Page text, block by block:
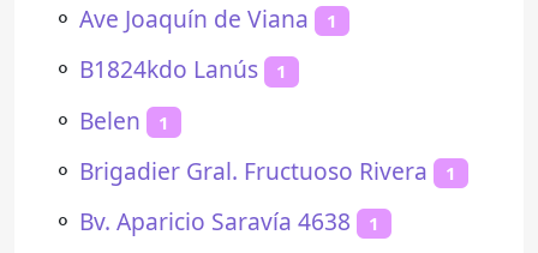
⚬ Ave Joaquín de Viana 1
⚬ B1824kdo Lanús 1
⚬ Belen 1
⚬ Brigadier Gral. Fructuoso Rivera 1
⚬ Bv. Aparicio Saravía 4638 1